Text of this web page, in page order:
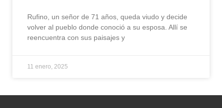
Rufino, un señor de 71 años, queda viudo y decide
volver al pueblo donde conoció a su esposa. Allí se
reencuentra con sus paisajes y
11 enero, 2025